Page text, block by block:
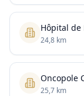
Hôpital de
24,8 km
Oncopole
25,7 km